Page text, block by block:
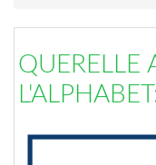
QUERELLE